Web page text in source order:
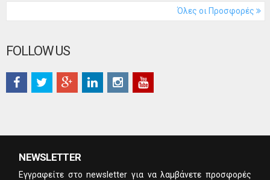
Όλες οι Προσφορές
FOLLOW US
NEWSLETTER
Eγγραφείτε στο newsletter για να λαμβάνετε προσφορές